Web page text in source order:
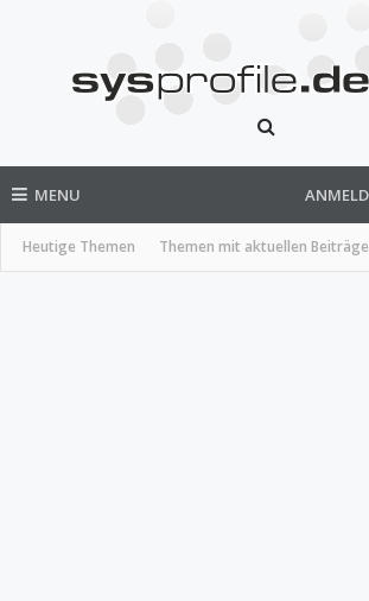
MENU
Heutige Themen Themen mit aktuellen